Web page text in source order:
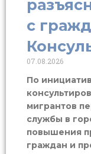
с
07.08.2026
По
мигрантов
службы в
повышения
граждан и